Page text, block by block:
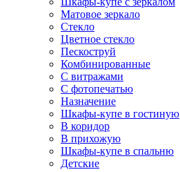
Матовое зеркало
Стекло
Цветное стекло
Пескоструй
Комбинированные
С витражами
С фотопечатью
Назначение
Шкафы-купе в гостиную
В коридор
В прихожую
Шкафы-купе в спальню
Детские